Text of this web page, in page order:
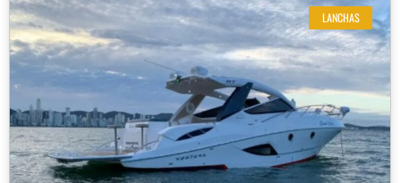
LANCHAS